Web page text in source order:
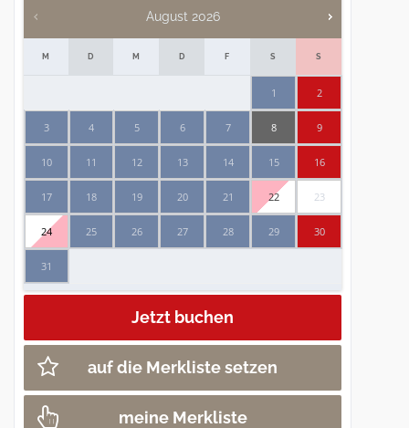
August 2026
M D M D F S S
1 2
3 4 5 6 7 8 9
10 11 12 13 14 15 16
17 18 19 20 21 22 23
24 25 26 27 28 29 30
31
auf die Merkliste setzen
meine Merkliste